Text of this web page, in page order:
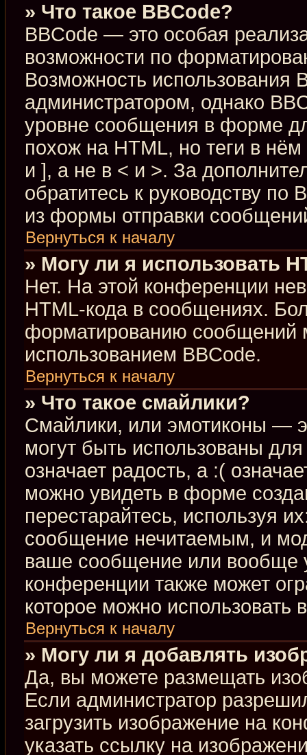
» Что такое BBCode?
BBCode — это особая
возможности по
Возможность использования
администратором, однако
уровне сообщения в форме
похож на HTML, но теги в
и ], а не в < и >. За
обратитесь к руководству по
из формы отправки
Вернуться к началу
» Могу ли я использовать
Нет. На этой конференции
HTML-кода в сообщениях.
форматированию сообщений
использованием BBCode.
Вернуться к началу
» Что такое смайлики?
Смайлики, или эмотиконы —
могут быть использованы
означает радость, а :(
можно увидеть в форме
перестарайтесь, используя
сообщение нечитаемым, и
ваше сообщение или вообще
конференции также может
которое можно использовать
Вернуться к началу
» Могу ли я добавлять
Да, вы можете размещать
Если администратор
загрузить изображение на
указать ссылку на